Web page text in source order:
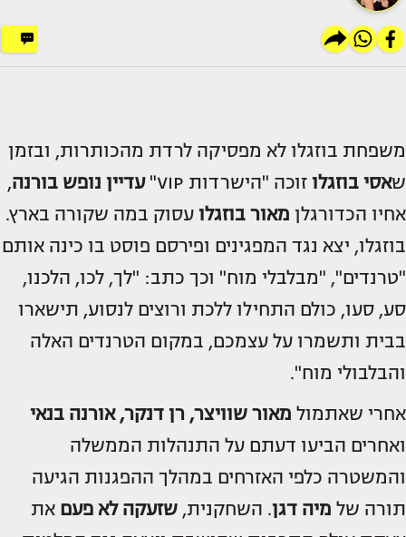
משפחת בוזגלו לא מפסיקה לרדת מהכותרות, ובזמן
שאסי בוזגלו זוכה "הישרדות VIP" עדיין נופש בורנה,
אחיו הכדורגלן מאור בוזגלו עסוק במה שקורה בארץ.
בוזגלו, יצא נגד המפגינים ופירסם פוסט בו כינה אותם
"טרנדים", "מבלבלי מוח" וכך כתב: "לך, לכו, הלכנו,
סע, סעו, כולם התחילו ללכת ורוצים לנסוע, תישארו
בבית ותשמרו על עצמכם, במקום הטרנדים האלה
והבלבולי מוח".
אחרי שאתמול מאור שוויצר, רן דנקר, אורנה בנאי
ואחרים הביעו דעתם על התנהלות הממשלה
והמשטרה כלפי האזרחים במהלך ההפגנות הגיעה
תורה של מיה דגן. השחקנית, שזעקה לא פעם את